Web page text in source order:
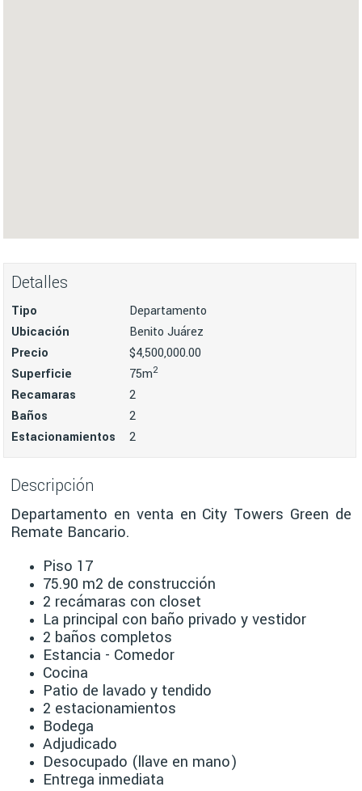
Detalles
Tipo
Departamento
Ubicación
Benito Juárez
Precio
$4,500,000.00
Superficie
75m2
Recamaras
2
Baños
2
Estacionamientos
2
Descripción
Departamento en venta en City Towers Green de
Remate Bancario.
Piso 17
75.90 m2 de construcción
2 recámaras con closet
La principal con baño privado y vestidor
2 baños completos
Estancia - Comedor
Cocina
Patio de lavado y tendido
2 estacionamientos
Bodega
Adjudicado
Desocupado (llave en mano)
Entrega inmediata